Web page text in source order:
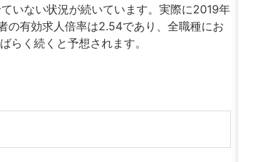
いない状況が続いています。実際に2019年
の有効求人倍率は2.54であり、全職種にお
らく続くと予想されます。